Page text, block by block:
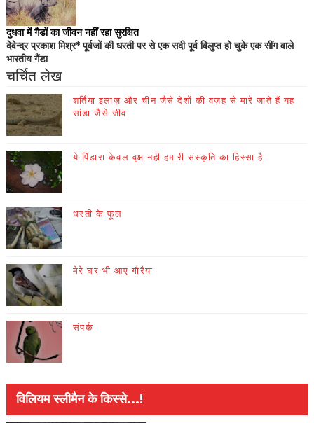
दुधवा में गैडों का जीवन नहीं रहा सुरक्षित
देवेन्द्र प्रकाश मिश्र* पूर्वजों की धरती पर से एक सदी पूर्व विलुप्त हो चुके एक सींग वाले
भारतीय गैंडा
चर्चित लेख
शर्तिया इलाज़ और चीन जैसे देशों की वज़ह से मारे जाते हैं यह
सांडा जैसे जीव
ये पिंडारा केवल वृक्ष नही हमारी संस्कृति का हिस्सा है
धरती के फूल
मेरे घर भी आए गौरैया
संपर्क
विलियम स्लीमैन के किस्से...!